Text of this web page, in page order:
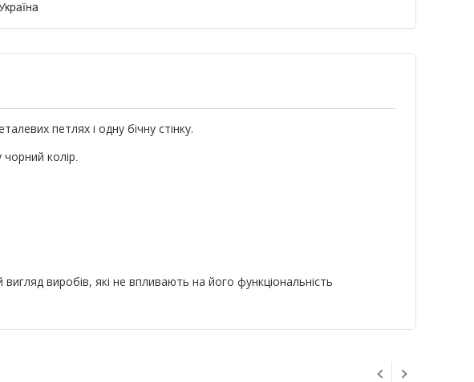
петлях і одну бічну стінку.
колір.
виробів, які не впливають на його функціональність